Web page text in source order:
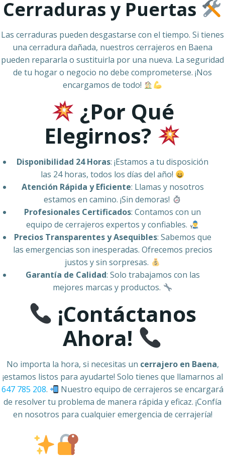
Cerraduras y Puertas
Las cerraduras pueden desgastarse con el tiempo. Si tienes
una cerradura dañada, nuestros cerrajeros en Baena
pueden repararla o sustituirla por una nueva. La seguridad
de tu hogar o negocio no debe comprometerse. ¡Nos
encargamos de todo!
¿Por Qué
Elegirnos?
Disponibilidad 24 Horas: ¡Estamos a tu disposición
las 24 horas, todos los días del año!
Atención Rápida y Eficiente: Llamas y nosotros
estamos en camino. ¡Sin demoras!
Profesionales Certificados: Contamos con un
equipo de cerrajeros expertos y confiables.
Precios Transparentes y Asequibles: Sabemos que
las emergencias son inesperadas. Ofrecemos precios
justos y sin sorpresas.
Garantía de Calidad: Solo trabajamos con las
mejores marcas y productos.
¡Contáctanos
Ahora!
No importa la hora, si necesitas un cerrajero en Baena,
¡estamos listos para ayudarte! Solo tienes que llamarnos al
647 785 208.
Nuestro equipo de cerrajeros se encargará
de resolver tu problema de manera rápida y eficaz. ¡Confía
en nosotros para cualquier emergencia de cerrajería!